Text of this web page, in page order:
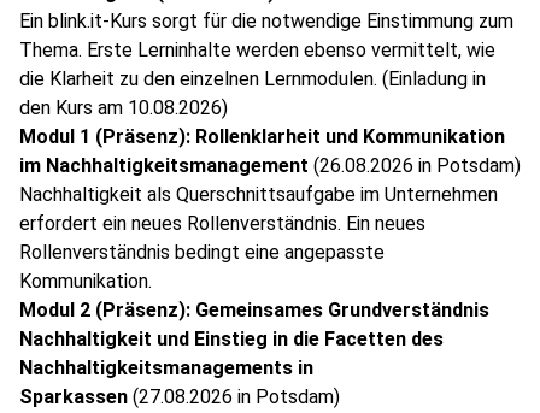
Ein blink.it-Kurs sorgt für die notwendige Einstimmung zum
Thema. Erste Lerninhalte werden ebenso vermittelt, wie
die Klarheit zu den einzelnen Lernmodulen. (Einladung in
den Kurs am 10.08.2026)
Modul 1 (Präsenz): Rollenklarheit und Kommunikation
im Nachhaltigkeitsmanagement (26.08.2026 in Potsdam)
Nachhaltigkeit als Querschnittsaufgabe im Unternehmen
erfordert ein neues Rollenverständnis. Ein neues
Rollenverständnis bedingt eine angepasste
Kommunikation.
Modul 2 (Präsenz): Gemeinsames Grundverständnis
Nachhaltigkeit und Einstieg in die Facetten des
Nachhaltigkeitsmanagements in
Sparkassen (27.08.2026 in Potsdam)